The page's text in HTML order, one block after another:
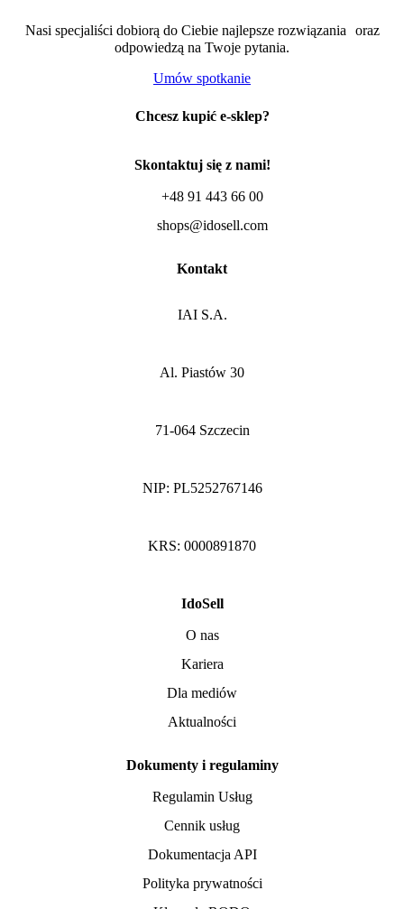
Nasi specjaliści dobiorą do Ciebie najlepsze rozwiązania oraz
odpowiedzą na Twoje pytania.
Umów spotkanie
Chcesz kupić e-sklep?
Skontaktuj się z nami!
+48 91 443 66 00
shops@idosell.com
Kontakt
IAI S.A.
Al. Piastów 30
71-064 Szczecin
NIP: PL5252767146
KRS: 0000891870
IdoSell
O nas
Kariera
Dla mediów
Aktualności
Dokumenty i regulaminy
Regulamin Usług
Cennik usług
Dokumentacja API
Polityka prywatności